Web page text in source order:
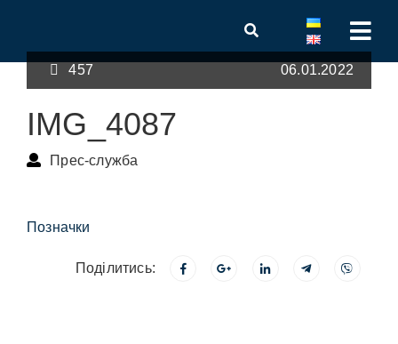
457 06.01.2022
IMG_4087
Прес-служба
Позначки
Поділитись: